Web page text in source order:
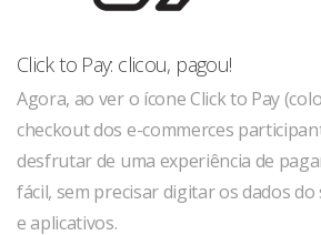
Click to Pay: clicou, pagou!
Agora, ao ver o ícone Click to Pay
checkout dos e-commerces
desfrutar de uma experiência de
fácil, sem precisar digitar os dados
e aplicativos.